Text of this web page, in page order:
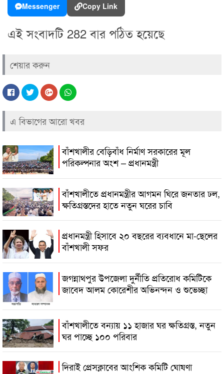
Messenger Copy Link
এই সংবাদটি 282 বার পঠিত হয়েছে
শেয়ার করুন
এ বিভাগের আরো খবর
বাঁশখালীর বেড়িবাঁধ নির্মাণ সরকারের মূল
পরিকল্পনার অংশ – প্রধানমন্ত্রী
বাঁশখালীতে প্রধানমন্ত্রীর আগমন ঘিরে জনতার ঢল,
ক্ষতিগ্রস্তদের হাতে নতুন ঘরের চাবি
প্রধানমন্ত্রী হিসাবে ২০ বছরের ব্যবধানে মা-ছেলের
বাঁশখালী সফর
জগন্নাথপুর উপজেলা দুর্নীতি প্রতিরোধ কমিটিকে
জাবেদ আলম কোরেশীর অভিনন্দন ও শুভেচ্ছা
বাঁশখালীতে বন্যায় ১১ হাজার ঘর ক্ষতিগ্রস্ত, নতুন
ঘর পাচ্ছে ১০০ পরিবার
দিরাই প্রেসক্লাবের আংশিক কমিটি ঘোষণা